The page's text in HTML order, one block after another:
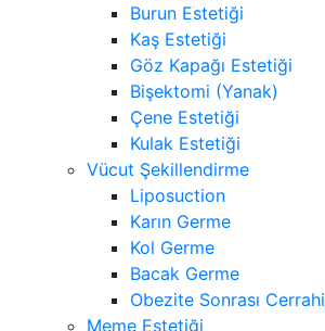
Burun Estetiği
Kaş Estetiği
Göz Kapağı Estetiği
Bişektomi (Yanak)
Çene Estetiği
Kulak Estetiği
Vücut Şekillendirme
Liposuction
Karın Germe
Kol Germe
Bacak Germe
Obezite Sonrası Cerrahi
Meme Estetiği